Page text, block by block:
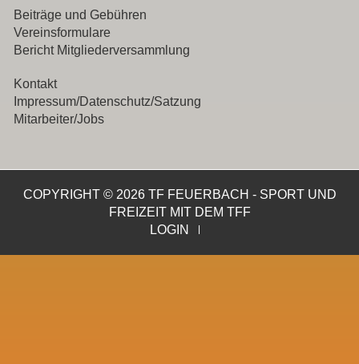
Beiträge und Gebühren
Vereinsformulare
Bericht Mitgliederversammlung
Kontakt
Impressum/Datenschutz/Satzung
Mitarbeiter/Jobs
COPYRIGHT © 2026 TF FEUERBACH - SPORT UND
FREIZEIT MIT DEM TFF
LOGIN